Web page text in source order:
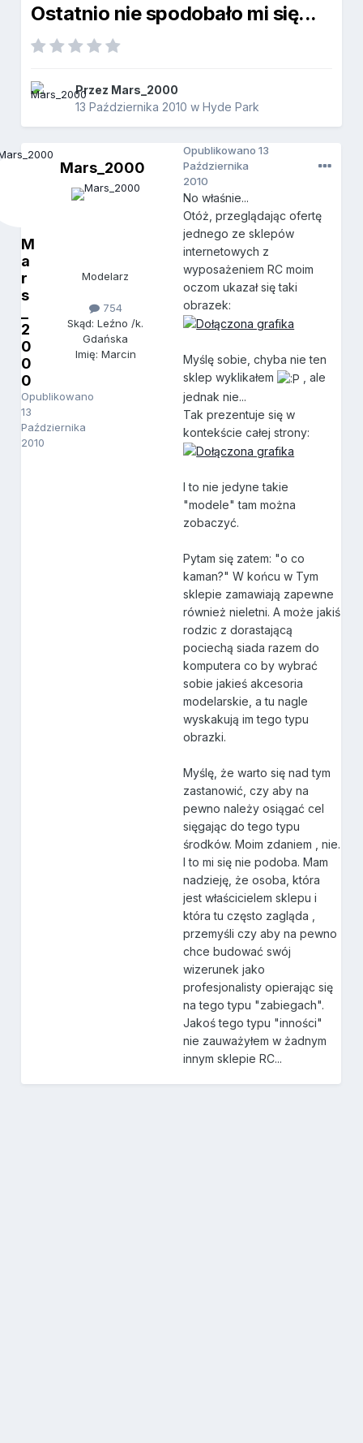
Ostatnio nie spodobało mi się...
Przez Mars_2000
13 Października 2010 wHyde Park
M
a
r
s
2
0
0
0
Opublikowano
13
Października
2010
Mars_2000
Modelarz
754
Skąd: Leźno /k.
Gdańska
Imię: Marcin
Opublikowano13
Października
2010
No właśnie...
Otóż, przeglądając ofertę
jednego ze sklepów
internetowych z
wyposażeniem RC moim
oczom ukazał się taki
obrazek:
Myślę sobie, chyba nie ten
sklep wyklikałem
, ale
jednak nie...
Tak prezentuje się w
kontekście całej strony:
I to nie jedyne takie
"modele" tam można
zobaczyć.
Pytam się zatem: "o co
kaman?" W końcu w Tym
sklepie zamawiają zapewne
również nieletni. A może jakiś
rodzic z dorastającą
pociechą siada razem do
komputera co by wybrać
sobie jakieś akcesoria
modelarskie, a tu nagle
wyskakują im tego typu
obrazki.
Myślę, że warto się nad tym
zastanowić, czy aby na
pewno należy osiągać cel
sięgając do tego typu
środków. Moim zdaniem , nie.
I to mi się nie podoba. Mam
nadzieję, że osoba, która
jest właścicielem sklepu i
która tu często zagląda ,
przemyśli czy aby na pewno
chce budować swój
wizerunek jako
profesjonalisty opierając się
na tego typu "zabiegach".
Jakoś tego typu "inności"
nie zauważyłem w żadnym
innym sklepie RC...